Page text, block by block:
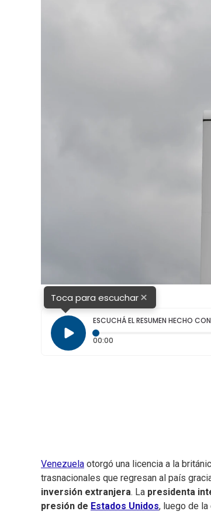
Toca para escuchar×
ESCUCHÁ EL RESUMEN HECHO
00:00
Venezuela otorgó una licencia a la
trasnacionales que regresan al país
inversión extranjera. La presidenta
presión de Estados Unidos, luego de